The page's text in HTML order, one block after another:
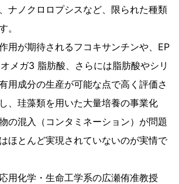
ナノクロロプシスなど、限られた種類
。
用が期待されるフコキサンチンや、EP
メガ3 脂肪酸、さらには脂肪酸やシリ
用成分の生産が可能な点で高く評価さ
、珪藻類を用いた大量培養の事業化
の混入（コンタミネーション）が問題
ほとんど実現されていないのが実情で
用化学・生命工学系の広瀬侑准教授